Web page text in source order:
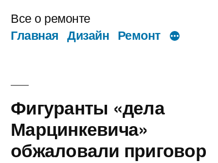
содержимому
Все о ремонте
Главная Дизайн Ремонт
Фигуранты «дела
Марцинкевича»
обжаловали приговор